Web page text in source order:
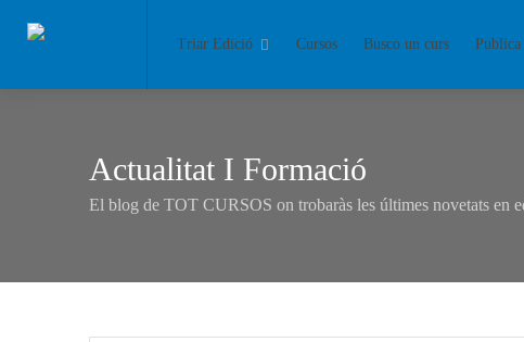
Triar Edició Cursos Busco un curs Publica
Actualitat I Formació
El blog de TOT CURSOS on trobaràs les últimes novetats en